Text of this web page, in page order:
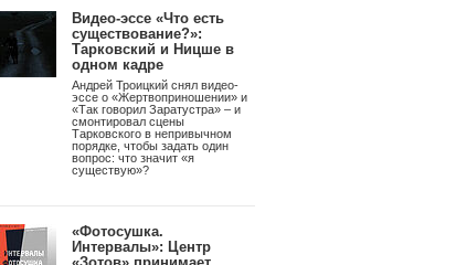
DaVinci Resolve 21:
Blackmagic добавил
Photo page и пошёл
войной на Lightroom
В бете Resolve 21 появилась
отдельная страница для работы
со снимками – с RAW-
обработкой до 32K, узловой
коррекцией цвета, ИИ-масками
и привязной съёмкой Sony и